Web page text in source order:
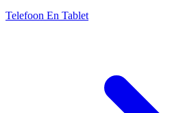
Telefoon En Tablet